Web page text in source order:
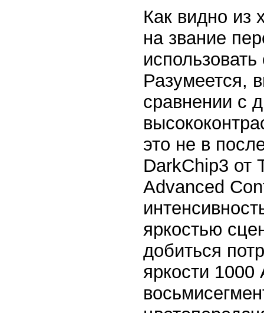
Как видно из
на звание
Разумеется,
сравнении с
это не в
DarkChip3 от
Advanced
яркостью
добиться
яркости 1000